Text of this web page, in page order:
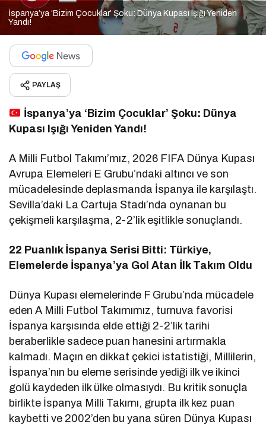
İspanya’ya ‘Bizim Çocuklar’ Şoku: Dünya Kupası Işığı Yeniden
Yandı!
PAYLAŞ
İspanya’ya ‘Bizim Çocuklar’ Şoku: Dünya
Kupası Işığı Yeniden Yandı!
A Milli Futbol Takımı’mız, 2026 FIFA Dünya Kupası
Avrupa Elemeleri E Grubu’ndaki altıncı ve son
mücadelesinde deplasmanda İspanya ile karşılaştı.
Sevilla’daki La Cartuja Stadı’nda oynanan bu
çekişmeli karşılaşma, 2-2’lik eşitlikle sonuçlandı.
22 Puanlık İspanya Serisi Bitti: Türkiye,
Elemelerde İspanya’ya Gol Atan İlk Takım Oldu
Dünya Kupası elemelerinde F Grubu’nda mücadele
eden A Milli Futbol Takımımız, turnuva favorisi
İspanya karşısında elde ettiği 2-2’lik tarihi
beraberlikle sadece puan hanesini artırmakla
kalmadı. Maçın en dikkat çekici istatistiği, Millilerin,
İspanya’nın bu eleme serisinde yediği ilk ve ikinci
golü kaydeden ilk ülke olmasıydı. Bu kritik sonuçla
birlikte İspanya Milli Takımı, grupta ilk kez puan
kaybetti ve 2002’den bu yana süren Dünya Kupası